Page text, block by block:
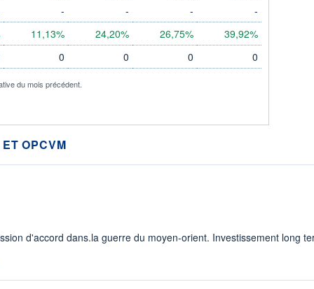
- - - -
11,13% 24,20% 26,75% 39,92%
0 0 0 0
du mois précédent.
OPCVM
d'accord dans.la guerre du moyen-orient. Investissement long